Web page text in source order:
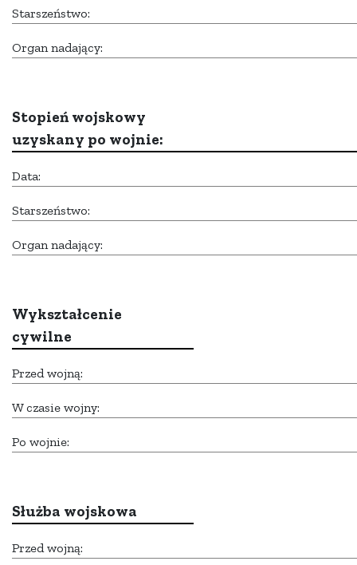
Starszeństwo:
Organ nadający:
Stopień wojskowy
uzyskany po wojnie:
Data:
Starszeństwo:
Organ nadający:
Wykształcenie
cywilne
Przed wojną:
W czasie wojny:
Po wojnie:
Służba wojskowa
Przed wojną: